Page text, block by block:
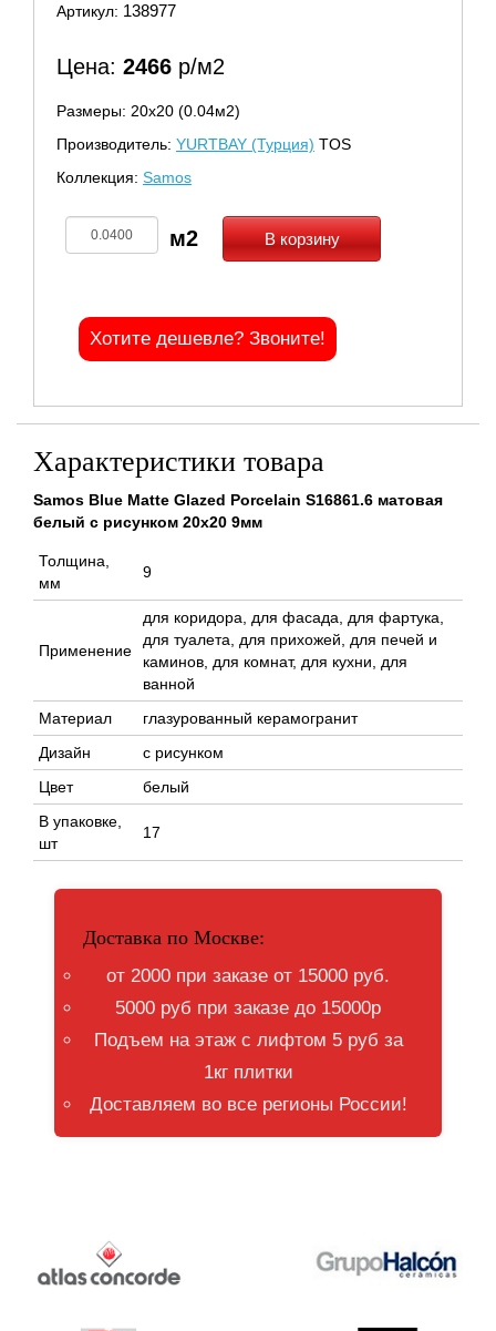
Артикул: 138977
Цена: 2466 р/м2
Размеры: 20х20 (0.04м2)
Производитель: YURTBAY (Турция) TOS
Коллекция: Samos
В корзину
Хотите дешевле? Звоните!
Характеристики товара
Samos Blue Matte Glazed Porcelain S16861.6 матовая
белый с рисунком 20x20 9мм
Толщина,
мм
9
Применение
для коридора, для фасада, для фартука,
для туалета, для прихожей, для печей и
каминов, для комнат, для кухни, для
ванной
Материал
глазурованный керамогранит
Дизайн
с рисунком
Цвет
белый
В упаковке,
шт
17
Доставка по Москве:
от 2000 при заказе от 15000 руб.
5000 руб при заказе до 15000р
Подъем на этаж с лифтом 5 руб за
1кг плитки
Доставляем во все регионы России!